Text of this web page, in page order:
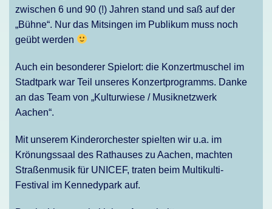
zwischen 6 und 90 (!) Jahren stand und saß auf der
„Bühne“. Nur das Mitsingen im Publikum muss noch
geübt werden
Auch ein besonderer Spielort: die Konzertmuschel im
Stadtpark war Teil unseres Konzertprogramms. Danke
an das Team von „Kulturwiese / Musiknetzwerk
Aachen“.
Mit unserem Kinderorchester spielten wir u.a. im
Krönungssaal des Rathauses zu Aachen, machten
Straßenmusik für UNICEF, traten beim Multikulti-
Festival im Kennedypark auf.